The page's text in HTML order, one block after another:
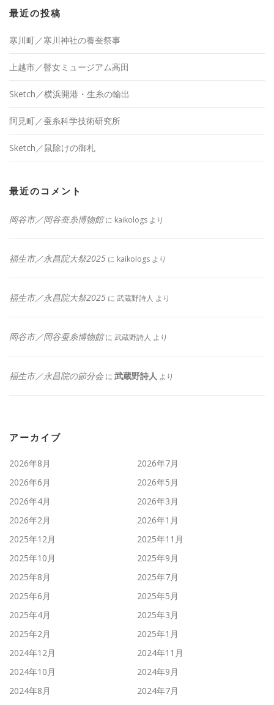
最近の投稿
寒川町／寒川神社の養蚕祭事
上越市／瞽女ミュージアム高田
Sketch／横浜開港・生糸の輸出
阿見町／蚕糸科学技術研究所
Sketch／鼠除けの御札
最近のコメント
岡谷市／岡谷蚕糸博物館に kaikologs より
福生市／永昌院大祭2025 に kaikologs より
福生市／永昌院大祭2025 に 武蔵野詩人 より
岡谷市／岡谷蚕糸博物館に 武蔵野詩人 より
福生市／永昌院の節分会に 武蔵野詩人 より
アーカイブ
2026年8月
2026年7月
2026年6月
2026年5月
2026年4月
2026年3月
2026年2月
2026年1月
2025年12月
2025年11月
2025年10月
2025年9月
2025年8月
2025年7月
2025年6月
2025年5月
2025年4月
2025年3月
2025年2月
2025年1月
2024年12月
2024年11月
2024年10月
2024年9月
2024年8月
2024年7月